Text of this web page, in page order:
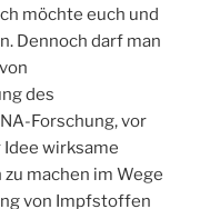
möchte euch und
Dennoch darf man
des
Forschung, vor
Idee wirksame
machen im Wege
von Impfstoffen